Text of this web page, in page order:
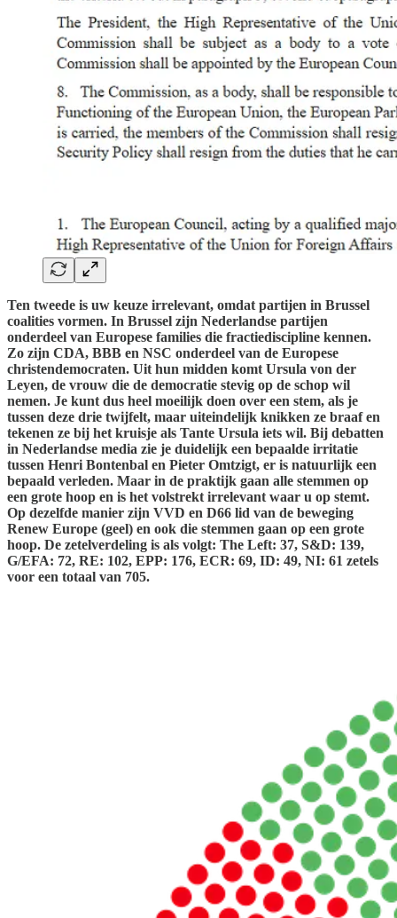
Ten tweede is uw keuze irrelevant, omdat partijen in Brussel
coalities vormen. In Brussel zijn Nederlandse partijen
onderdeel van Europese families die fractiediscipline kennen.
Zo zijn CDA, BBB en NSC onderdeel van de Europese
christendemocraten. Uit hun midden komt Ursula von der
Leyen, de vrouw die de democratie stevig op de schop wil
nemen. Je kunt dus heel moeilijk doen over een stem, als je
tussen deze drie twijfelt, maar uiteindelijk knikken ze braaf en
tekenen ze bij het kruisje als Tante Ursula iets wil. Bij debatten
in Nederlandse media zie je duidelijk een bepaalde irritatie
tussen Henri Bontenbal en Pieter Omtzigt, er is natuurlijk een
bepaald verleden. Maar in de praktijk gaan alle stemmen op
een grote hoop en is het volstrekt irrelevant waar u op stemt.
Op dezelfde manier zijn VVD en D66 lid van de beweging
Renew Europe (geel) en ook die stemmen gaan op een grote
hoop. De zetelverdeling is als volgt: The Left: 37, S&D: 139,
G/EFA: 72, RE: 102, EPP: 176, ECR: 69, ID: 49, NI: 61 zetels
voor een totaal van 705.